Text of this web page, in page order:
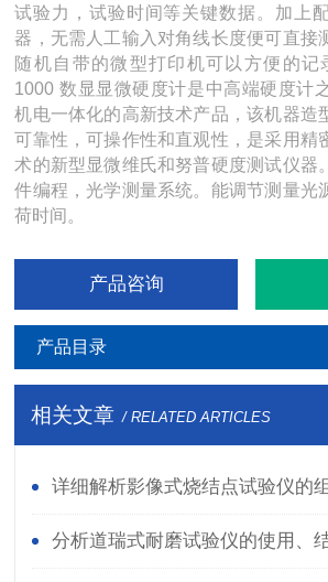
试验力，试验时间等关键数据。加上
器，无需人工输入对角线长度便可直接
随机自带的微型打印机可以方便的记
1000 数显显微硬度计是中高端硬度计
机电一体化的高新技术产品，该机器造
可靠性，可操作性和直观性，是采用精
术的新型显微维氏和努普硬度测试仪器
件编程，光学测量系统。能调节测量光
荷时间。
产品咨询
产品目录
相关文章 / RELATED ARTICLES
详细解析影像式烧结点试验仪的
分析道瑞式耐磨试验仪的使用、